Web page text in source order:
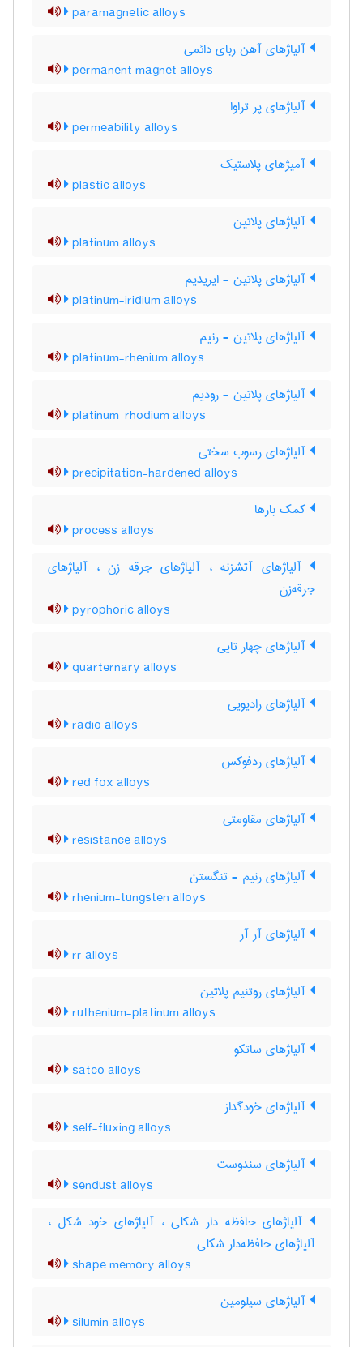
paramagnetic alloys
آلیاژهای آهن ربای دائمی
permanent magnet alloys
آلیاژهای پر تراوا
permeability alloys
آمیژهای پلاستیک
plastic alloys
آلیاژهای پلاتین
platinum alloys
آلیاژهای پلاتین - ایریدیم
platinum-iridium alloys
آلیاژهای پلاتین - رنیم
platinum-rhenium alloys
آلیاژهای پلاتین - رودیم
platinum-rhodium alloys
آلیاژهای رسوب سختی
precipitation-hardened alloys
کمک بارها
process alloys
آلیاژهای آتشزنه ، آلیاژهای جرقه زن ، آلیاژهای
جرقه‌زن
pyrophoric alloys
آلیاژهای چهار تایی
quarternary alloys
آلیاژهای رادیویی
radio alloys
آلیاژهای ردفوکس
red fox alloys
آلیاژهای مقاومتی
resistance alloys
آلیاژهای رنیم - تنگستن
rhenium-tungsten alloys
آلیاژهای آر آر
rr alloys
آلیاژهای روتنیم پلاتین
ruthenium-platinum alloys
آلیاژهای ساتکو
satco alloys
آلیاژهای خودگداز
self-fluxing alloys
آلیاژهای سندوست
sendust alloys
آلیاژهای حافظه دار شکلی ، آلیاژهای خود شکل ،
آلیاژهای حافظه‌دار شکلی
shape memory alloys
آلیاژهای سیلومین
silumin alloys